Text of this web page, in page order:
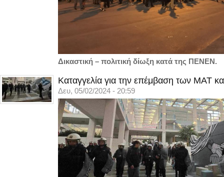
Δικαστική – πολιτική δίωξη κατά της ΠΕΝΕΝ.
Καταγγελία για την επέμβαση των ΜΑΤ
Δευ, 05/02/2024 - 20:59